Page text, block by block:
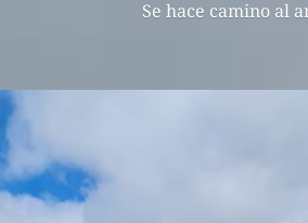
Se hace camino al